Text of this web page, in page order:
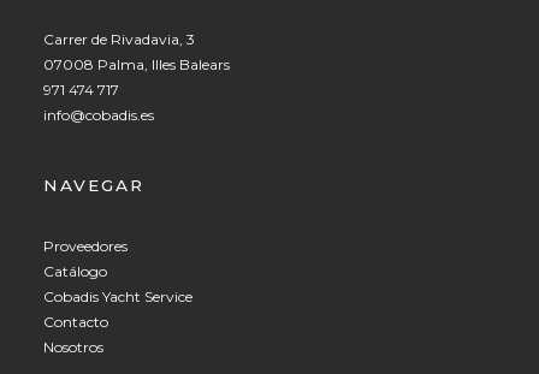
Carrer de Rivadavia, 3
07008 Palma, Illes Balears
971 474 717
info@cobadis.es
NAVEGAR
Proveedores
Catálogo
Cobadis Yacht Service
Contacto
Nosotros